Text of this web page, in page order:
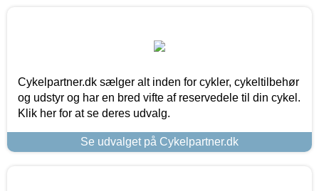
Cykelpartner.dk sælger alt inden for cykler, cykeltilbehør
og udstyr og har en bred vifte af reservedele til din cykel.
Klik her for at se deres udvalg.
Se udvalget på Cykelpartner.dk